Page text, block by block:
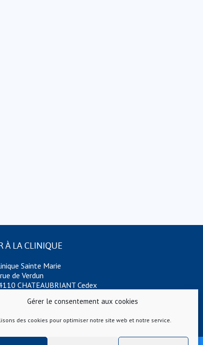
Gérer le consentement aux cookies
des cookies pour optimiser notre site web et notre service.
À LA CLINIQUE
Sainte Marie
de Verdun
CHATEAUBRIANT Cedex
: 02 40 55 88 88